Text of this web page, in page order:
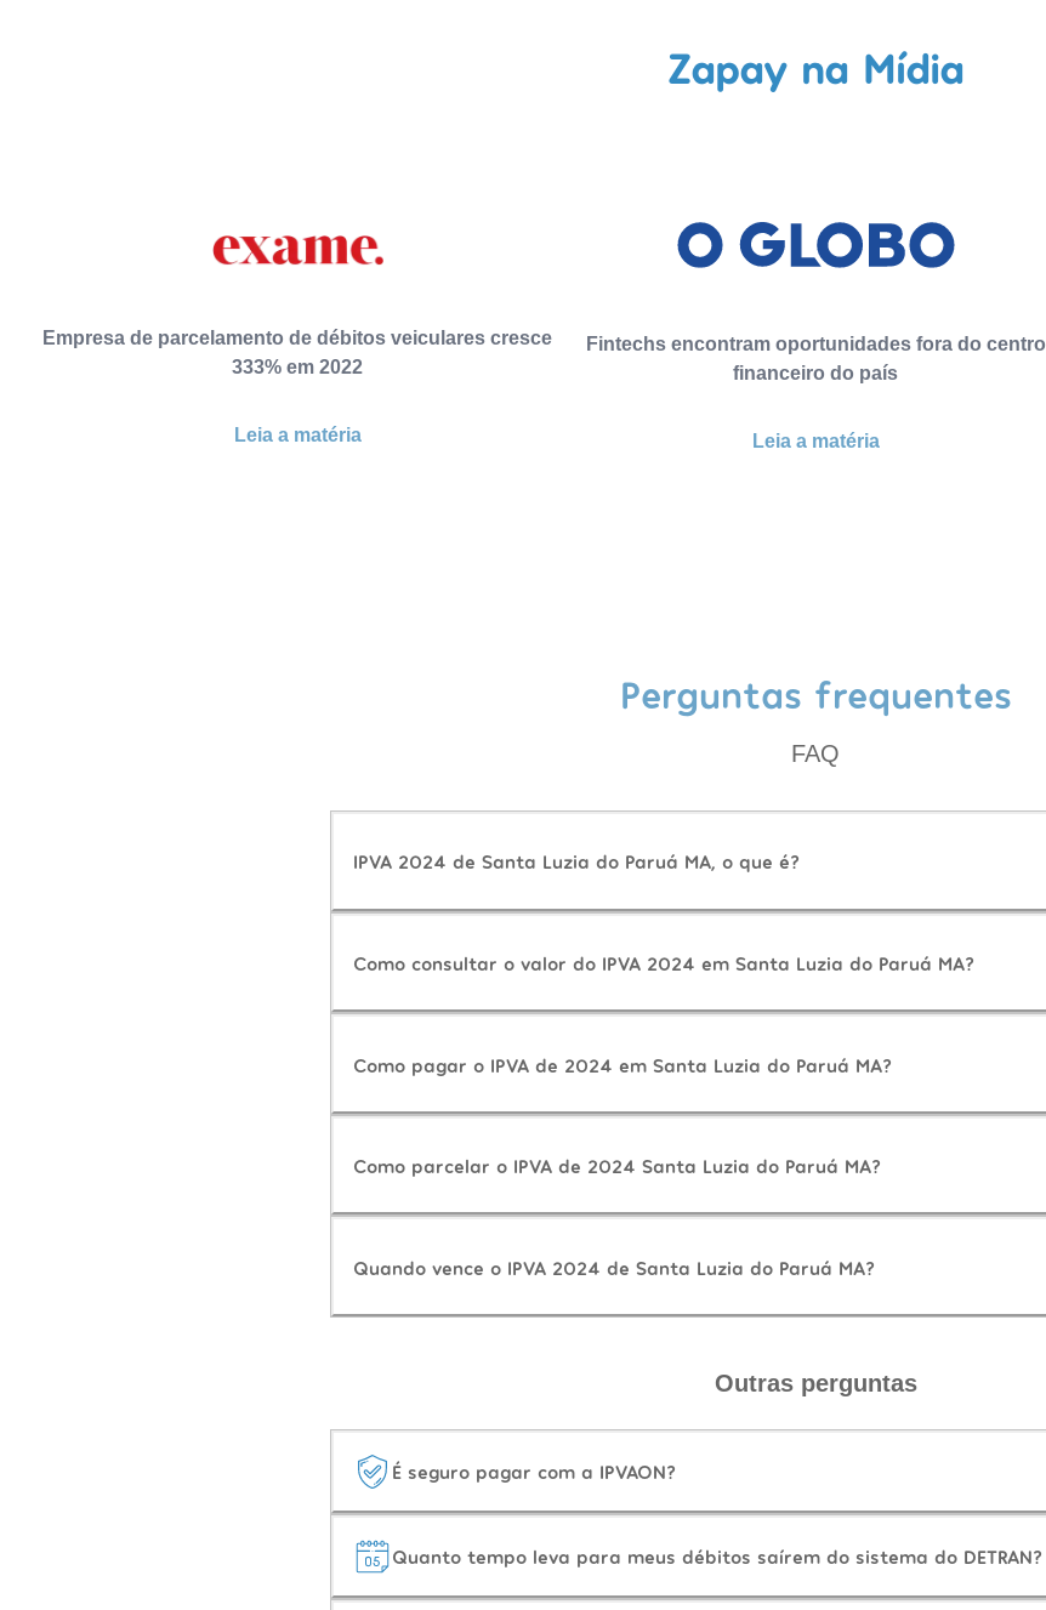
Zapay na Mídia
Empresa de parcelamento de débitos veiculares cresce
333% em 2022
Leia a matéria
Fintechs encontram oportunidades fora do centro
financeiro do país
Leia a matéria
Perguntas frequentes
FAQ
IPVA 2024 de Santa Luzia do Paruá MA, o que é?
Como consultar o valor do IPVA 2024 em Santa Luzia do Paruá MA?
Como pagar o IPVA de 2024 em Santa Luzia do Paruá MA?
Como parcelar o IPVA de 2024 Santa Luzia do Paruá MA?
Quando vence o IPVA 2024 de Santa Luzia do Paruá MA?
Outras perguntas
É seguro pagar com a IPVAON?
Quanto tempo leva para meus débitos saírem do sistema do DETRAN?